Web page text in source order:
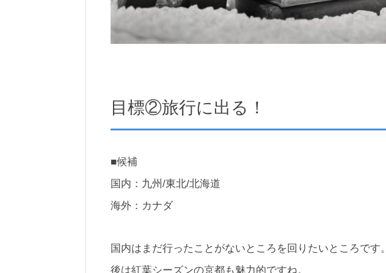
目標②旅行に出る！
■候補
国内：九州/東北/北海道
海外：カナダ
国内はまだ行ったことがないところを回りたいところです。
後は紅葉シーズンの京都も魅力的ですね。